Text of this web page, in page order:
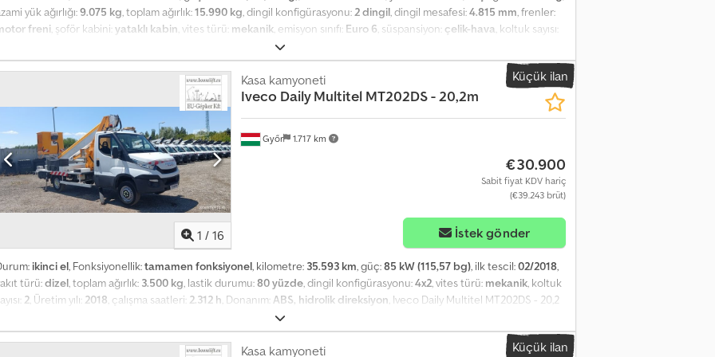
yük ağırlığı:9.075 kg, toplam ağırlık:15.990 kg, dingil konfigürasyonu:2 dingil, dingil mesafesi:4.815 mm, frenler:
freni, şoför kabini:yataklı kabin, vites türü: mekanik, emisyon sınıfı: Euro 6, süspansiyon: çelik-hava, koltuk sayısı:
, toplam yükseklik:
sayısı:2, Donanım:ABS, basınçlı hava freni, diferansiyel kilidi, kamyon kaydı, klima, | Iveco Eurocargo 160 |
Karterde basınç var!!!! | Ancak kullanıma hazır | Dhollandia yük platformu 1500 kg | Manuel şanzıman, EURO6, klima | Park
ısıtıcısı, elektrikli camlar | Manuel şanzıman | Yükleme uzunluğu: 7,20 m | Dingil mesafesi: 4815 mm | Hata, veri giriş hatası
ve ön satış hakkı saklıdır. Csdpfxszrtx Ie Afqsrf
Küçük ilan
1 / 16
Győr 1.717 km
Kasa kamyoneti
Iveco Daily Multitel MT202DS - 20,2m
€30.900
Sabit fiyat KDV hariç
(€39.243 brüt)
İstek gönder
ikinci el, Fonksiyonellik:tamamen fonksiyonel, kilometre: 35.593 km, güç:85 kW (115,57 bg), ilk tescil:02/2018,
türü:dizel , toplam ağırlık: 3.500 kg , lastik durumu:80 yüzde , dingil konfigürasyonu:4x2 , vites türü: mekanik , koltuk
2 , Üretim yılı: 2018 , çalışma saatleri: 2.312 h , Donanım: ABS, hidrolik direksiyon , Iveco Daily Multitel MT202DS - 20,2
m Csdpozta Hhofx Afqjrf Çalışma yüksekliği: 20,2 m Kilometre: 35.593 km Çalışma saati: 2312 Üretim yılı: 2018/02 Emisyon
EURO6 Motor hacmi (cc): 2287 Güç: 85 kW Tip: Hidrolik çalışma platformu, kullanılmış araç Yakıt: Dizel İzin verilen
toplam araç ağırlığı (GVW): 3500 kg Koltuk sayısı: 2 Şanzıman: Manuel şanzıman Stokta bulunmaktadır. Özellikler: ABS,
Küçük ilan
Kasa kamyoneti